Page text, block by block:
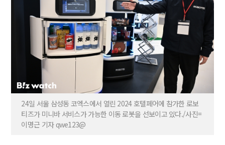
24일 서울 삼성동 코엑스에서 열린 2024 호텔페어에 참가한 로보
티즈가 미니바 서비스가 가능한 이동 로봇을 선보이고 있다./사진=
이명근 기자 qwe123@